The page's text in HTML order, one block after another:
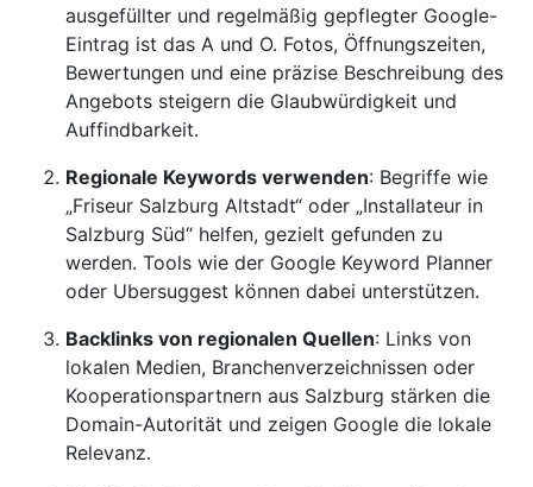
ausgefüllter und regelmäßig gepflegter Google-
Eintrag ist das A und O. Fotos, Öffnungszeiten,
Bewertungen und eine präzise Beschreibung des
Angebots steigern die Glaubwürdigkeit und
Auffindbarkeit.
Regionale Keywords verwenden: Begriffe wie
„Friseur Salzburg Altstadt“ oder „Installateur in
Salzburg Süd“ helfen, gezielt gefunden zu
werden. Tools wie der Google Keyword Planner
oder Ubersuggest können dabei unterstützen.
Backlinks von regionalen Quellen: Links von
lokalen Medien, Branchenverzeichnissen oder
Kooperationspartnern aus Salzburg stärken die
Domain-Autorität und zeigen Google die lokale
Relevanz.